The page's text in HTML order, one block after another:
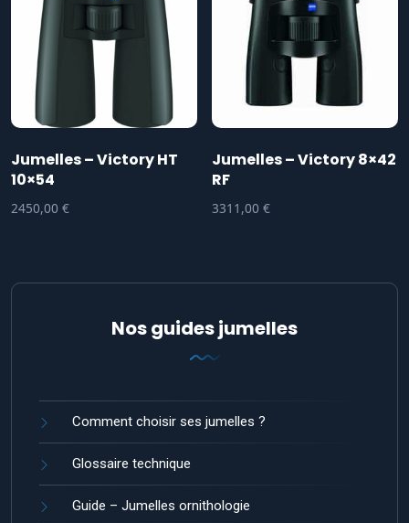
Jumelles – Victory HT
10×54
2450,00 €
Jumelles – Victory 8×42
RF
3311,00€
Nos guides jumelles
Comment choisir ses jumelles ?
Glossaire technique
Guide – Jumelles ornithologie